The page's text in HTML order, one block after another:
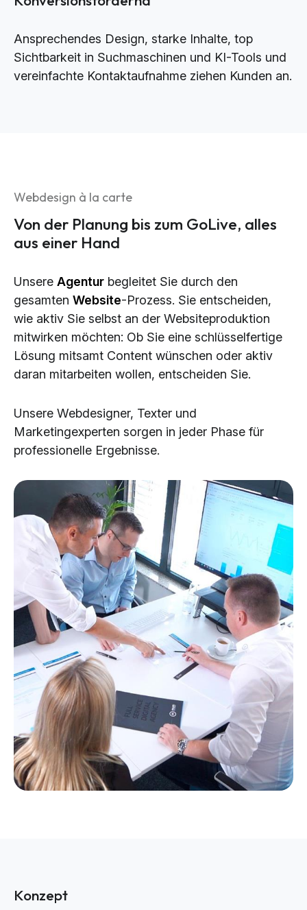
Ansprechendes Design, starke Inhalte, top
Sichtbarkeit in Suchmaschinen und KI-Tools und
vereinfachte Kontaktaufnahme ziehen Kunden an.
Webdesign à la carte
Von der Planung bis zum GoLive, alles
aus einer Hand
Unsere Agentur begleitet Sie durch den
gesamten Website-Prozess. Sie entscheiden,
wie aktiv Sie selbst an der Websiteproduktion
mitwirken möchten: Ob Sie eine schlüsselfertige
Lösung mitsamt Content wünschen oder aktiv
daran mitarbeiten wollen, entscheiden Sie.
Unsere Webdesigner, Texter und
Marketingexperten sorgen in jeder Phase für
professionelle Ergebnisse.
Konzept